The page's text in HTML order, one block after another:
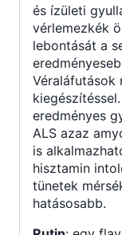
és ízületi
vérlemezkék
lebontását a
Véraláfutások
eredményes
ALS azaz
is
hisztamin
tünetek
hatásosabb.